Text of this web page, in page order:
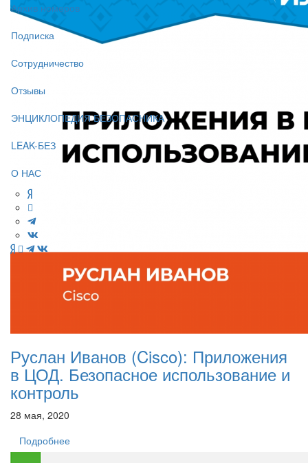
Архив номеров
Подписка
Сотрудничество
Отзывы
ЭНЦИКЛОПЕДИЯ БЕЗОПАСНИКА
LEAK-БЕЗ
О НАС
Руслан Иванов (Cisco): Приложения
в ЦОД. Безопасное использование и
контроль
28 мая, 2020
Подробнее